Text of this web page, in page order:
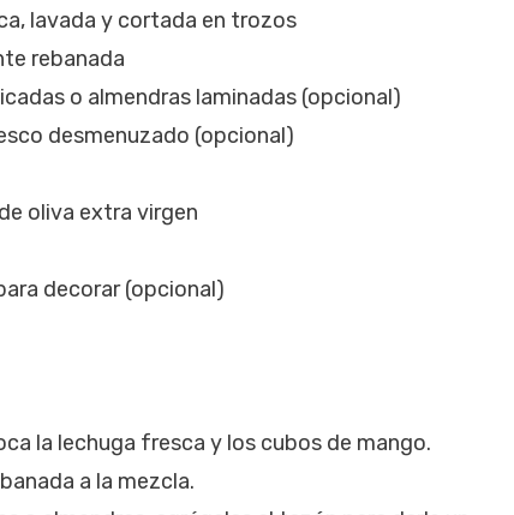
lavada y cortada en trozos
rebanada
o almendras laminadas (opcional)
desmenuzado (opcional)
oliva extra virgen
decorar (opcional)
la lechuga fresca y los cubos de mango.
a la mezcla.